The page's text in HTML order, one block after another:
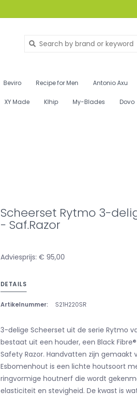
Beviro Recipe for Men Antonio Axu
XY Made Klhip My-Blades Dovo
Scheerset Rytmo 3-
- Saf.Razor
Adviesprijs: € 95,00
DETAILS
Artikelnummer: S21H220SR
3-delige Scheerset uit de serie Rytmo
bestaat uit een houder, een Black
Safety Razor. Handvatten zijn gemaakt
Esbomenhout is een lichte houtsoort
ringvormige houtnerf die wordt
elasticiteit en stevigheid. De kwast is